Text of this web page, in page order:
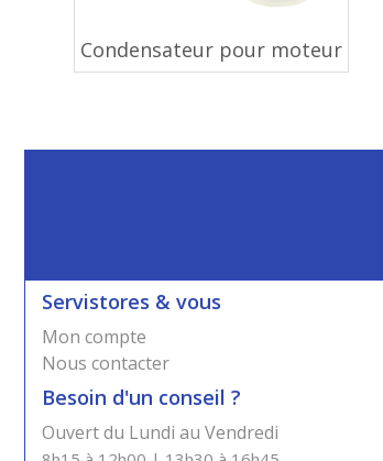
Condensateur pour moteur
Servistores & vous
Mon compte
Nous contacter
Besoin d'un conseil ?
Ouvert du Lundi au Vendredi